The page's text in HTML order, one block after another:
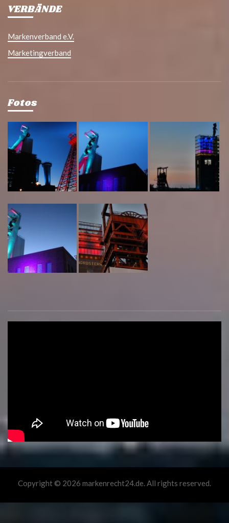
VERBÄNDE
Markenverband e.V.
Marketingverband
Fotos
Copyright © 2026 markenrecht24.de. All rights reserved.